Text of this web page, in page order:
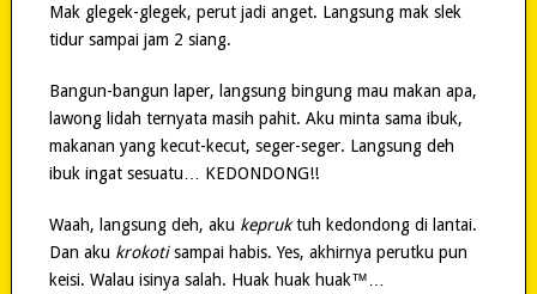
Mak glegek-glegek, perut jadi anget. Langsung mak slek
tidur sampai jam 2 siang.
Bangun-bangun laper, langsung bingung mau makan apa,
lawong lidah ternyata masih pahit. Aku minta sama ibuk,
makanan yang kecut-kecut, seger-seger. Langsung deh
ibuk ingat sesuatu… KEDONDONG!!
Waah, langsung deh, aku kepruktuh kedondong di lantai.
Dan aku krokotisampai habis. Yes, akhirnya perutku pun
keisi. Walau isinya salah. Huak huak huak™…